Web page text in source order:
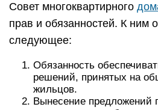
Совет многоквартирного
прав и обязанностей. К ним
следующее:
Обязанность
решений, принятых на
жильцов.
Вынесение предложений